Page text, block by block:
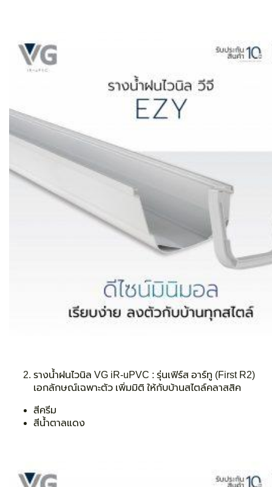
รางน้ำฝนไวนิล VG iR-uPVC : รุ่นเฟิร์ส อาร์ทู (First R2)
เอกลักษณ์เฉพาะตัว เพิ่มมิติ ให้กับบ้านสไตล์คลาสสิค
สีครีม
สีน้ำตาลแดง